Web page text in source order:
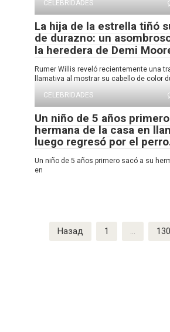
CELEBRIDADES
La hija de la estrella tiñó
de durazno: un
la heredera de Demi
Rumer Willis reveló recientemente una
llamativa al mostrar su cabello de color
CELEBRIDADES
Un niño de 5 años
hermana de la casa en
luego regresó por el
Un niño de 5 años primero sacó a su
en
Назад 1 … 130